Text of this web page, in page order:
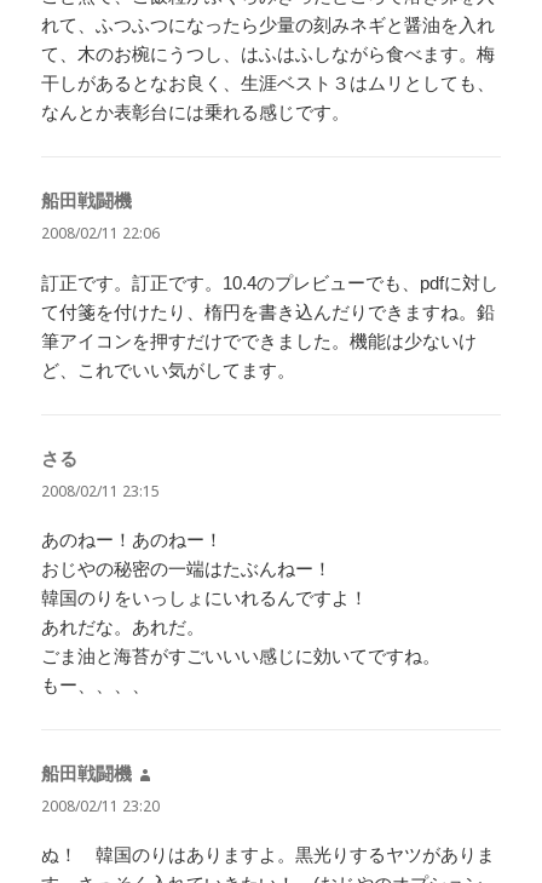
れて、ふつふつになったら少量の刻みネギと醤油を入れ
て、木のお椀にうつし、はふはふしながら食べます。梅
干しがあるとなお良く、生涯ベスト３はムリとしても、
なんとか表彰台には乗れる感じです。
船田戦闘機
り:
2008/02/11 22:06
訂正です。訂正です。10.4のプレビューでも、pdfに対し
て付箋を付けたり、楕円を書き込んだりできますね。鉛
筆アイコンを押すだけでできました。機能は少ないけ
ど、これでいい気がしてます。
さる
り:
2008/02/11 23:15
あのねー！あのねー！
おじやの秘密の一端はたぶんねー！
韓国のりをいっしょにいれるんですよ！
あれだな。あれだ。
ごま油と海苔がすごいいい感じに効いてですね。
もー、、、、
船田戦闘機
り:
2008/02/11 23:20
ぬ！ 韓国のりはありますよ。黒光りするヤツがありま